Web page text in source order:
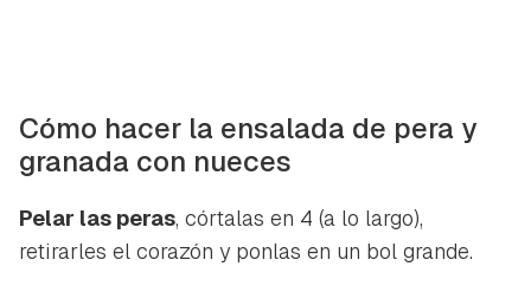
Cómo hacer la ensalada de pera y
granada con nueces
Pelar las peras, córtalas en 4 (a lo largo),
retirarles el corazón y ponlas en un bol grande.